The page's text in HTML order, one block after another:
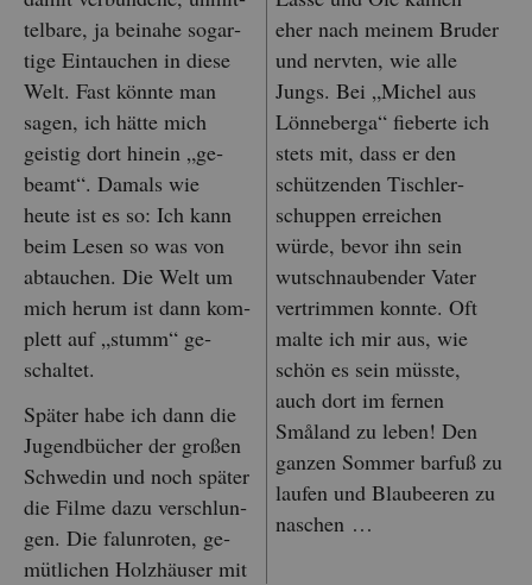
tel­ba­re, ja bei­na­he sog­ar­
ti­ge Ein­tau­chen in diese
Welt. Fast könn­te man
sagen, ich hätte mich
geis­tig dort hin­ein „ge­
beamt“. Da­mals wie
heute ist es so: Ich kann
beim Lesen so was von
ab­tau­chen. Die Welt um
mich herum ist dann kom­
plett auf „stumm“ ge­
schal­tet.
Spä­ter habe ich dann die
Ju­gend­bü­cher der gro­ßen
Schwe­din und noch spä­ter
die Filme dazu ver­schlun­
gen. Die fal­un­ro­ten, ge­
müt­li­chen Holz­häu­ser mit
eher nach mei­nem Bru­der
und nerv­ten, wie alle
Jungs. Bei „Mi­chel aus
Lön­ne­ber­ga“ fie­ber­te ich
stets mit, dass er den
schüt­zen­den Tisch­ler­
schup­pen er­rei­chen
würde, bevor ihn sein
wut­schnau­ben­der Vater
ver­trim­men konn­te. Oft
malte ich mir aus, wie
schön es sein müss­te,
auch dort im fer­nen
Småland zu leben! Den
gan­zen Som­mer bar­fuß zu
lau­fen und Blau­bee­ren zu
na­schen …